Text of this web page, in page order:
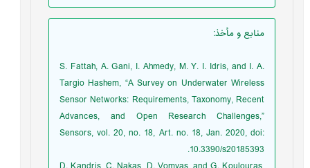
منابع و مأخذ:
S. Fattah, A. Gani, I. Ahmedy, M. Y. I. Idris, and I. A.
Targio Hashem, “A Survey on Underwater Wireless
Sensor Networks: Requirements, Taxonomy, Recent
Advances, and Open Research Challenges,”
Sensors, vol. 20, no. 18, Art. no. 18, Jan. 2020, doi:
10.3390/s20185393.